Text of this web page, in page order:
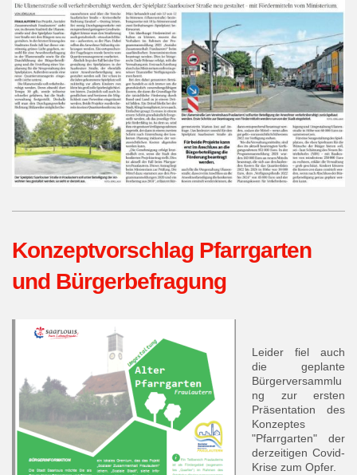
Konzeptvorschlag Pfarrgarten
und Bürgerbefragung
Leider fiel auch
die geplante
Bürgerversammlu
ng zur ersten
Präsentation des
Konzeptes
"Pfarrgarten" der
derzeitigen Covid-
Krise zum Opfer.